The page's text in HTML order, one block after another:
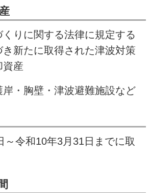
りに関する法律に規定する
新たに取得された津波対策
資産
・胸壁・津波避難施設など
～令和10年3月 31 日までに取